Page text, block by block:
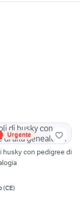
Urgente
husky con pedigree di
(CE)